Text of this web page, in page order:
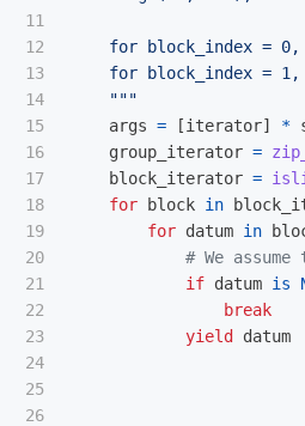
11
12
13
14
15
16
17
18
19
20
21
22
23
24
25
26
for block_index =
for block_index =
"""
args = [iterator] *
group_iterator =
block_iterator =
for
block in
for datum in
if datum is
break
yield
datum